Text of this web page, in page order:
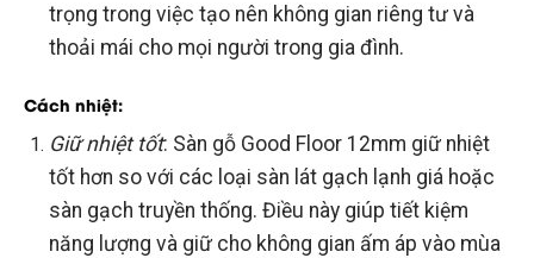
trọng trong việc tạo nên không gian riêng tư và
thoải mái cho mọi người trong gia đình.
Cách nhiệt:
Giữ nhiệt tốt: Sàn gỗ Good Floor 12mm giữ nhiệt
tốt hơn so với các loại sàn lát gạch lạnh giá hoặc
sàn gạch truyền thống. Điều này giúp tiết kiệm
năng lượng và giữ cho không gian ấm áp vào mùa